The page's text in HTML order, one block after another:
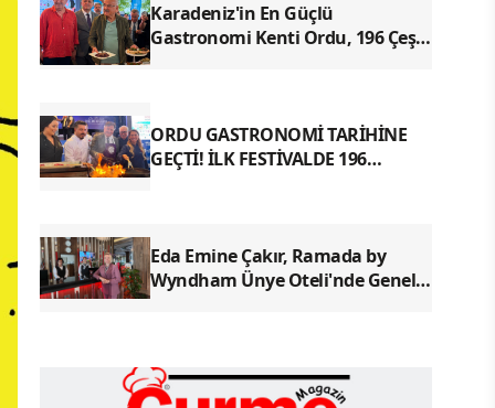
Karadeniz'in En Güçlü
Gastronomi Kenti Ordu, 196 Çeşit
ORDU GASTRONOMİ TARİHİNE
GEÇTİ! İLK FESTİVALDE 196
Eda Emine Çakır, Ramada by
Wyndham Ünye Oteli'nde Genel